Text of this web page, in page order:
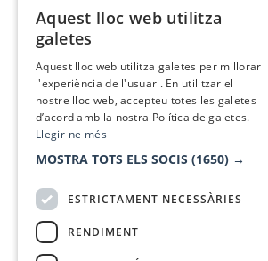
Aquest lloc web utilitza
galetes
Aquest lloc web utilitza galetes per millorar
l'experiència de l'usuari. En utilitzar el
nostre lloc web, accepteu totes les galetes
d’acord amb la nostra Política de galetes.
Llegir-ne més
MOSTRA TOTS ELS SOCIS (1650) →
ESTRICTAMENT NECESSÀRIES
RENDIMENT